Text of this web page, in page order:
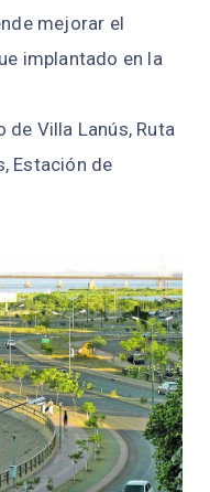
mejorar el
implantado en la
de Villa Lanús, Ruta
Estación de